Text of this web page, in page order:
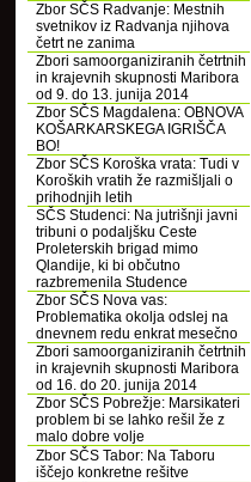
Zbor SČS Radvanje: Mestnih
svetnikov iz Radvanja njihova
četrt ne zanima
Zbori samoorganiziranih četrtnih
in krajevnih skupnosti Maribora
od 9. do 13. junija 2014
Zbor SČS Magdalena: OBNOVA
KOŠARKARSKEGA IGRIŠČA
BO!
Zbor SČS Koroška vrata: Tudi v
Koroških vratih že razmišljali o
prihodnjih letih
SČS Studenci: Na jutrišnji javni
tribuni o podaljšku Ceste
Proleterskih brigad mimo
Qlandije, ki bi občutno
razbremenila Studence
Zbor SČS Nova vas:
Problematika okolja odslej na
dnevnem redu enkrat mesečno
Zbori samoorganiziranih četrtnih
in krajevnih skupnosti Maribora
od 16. do 20. junija 2014
Zbor SČS Pobrežje: Marsikateri
problem bi se lahko rešil že z
malo dobre volje
Zbor SČS Tabor: Na Taboru
iščejo konkretne rešitve